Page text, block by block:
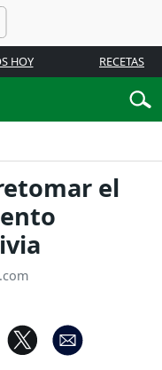
HOY RECETAS
el